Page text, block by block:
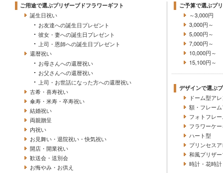
ご用途で選ぶプリザーブドフラワーギフト
誕生日祝い
お友達への誕生日プレゼント
彼女・妻への誕生日プレゼント
上司・恩師への誕生日プレゼント
還暦祝い
お母さんへの還暦祝い
お父さんへの還暦祝い
上司・お世話になった方への還暦祝い
古希・喜寿祝い
傘寿・米寿・卒寿祝い
結婚祝い
両親贈呈
内祝い
お見舞い・退院祝い・快気祝い
開店・開業祝い
歓送会・送別会
お悔やみ・お供え
ご予算で選ぶプ
～3,000円
3,000円～
5,000円～
7,000円～
10,000円～
15,100円～
デザインで選ぶ
ドーム型ア
額・フレー
フォトフレ
フラワーケ
ハート型
プリンセス
和風プリザ
時計・花時計